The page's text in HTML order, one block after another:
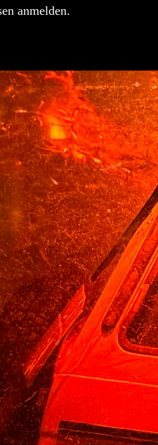
anmelden.